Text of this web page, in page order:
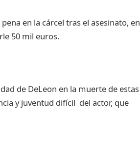
pena en la cárcel tras el asesinato, en
50 mil euros.
de DeLeon en la muerte de estas
yjuventud difícil del actor, que